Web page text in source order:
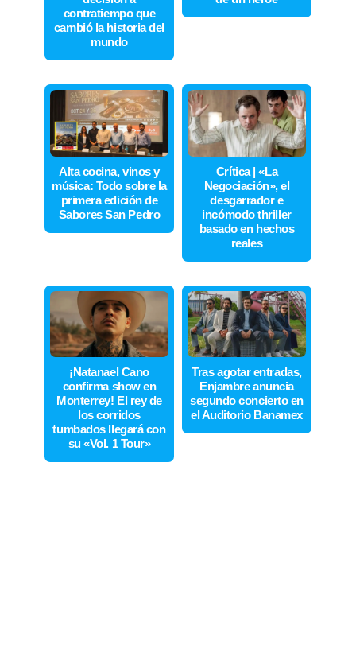
contratiempo que
cambió la historia del
mundo
Alta cocina, vinos y
música: Todo sobre la
primera edición de
Sabores San Pedro
Crítica | «La
Negociación», el
desgarrador e
incómodo thriller
basado en hechos
reales
¡Natanael Cano
confirma show en
Monterrey! El rey de
los corridos
tumbados llegará con
su «Vol. 1 Tour»
Tras agotar entradas,
Enjambre anuncia
segundo concierto en
el Auditorio Banamex